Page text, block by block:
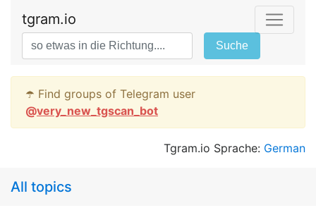
tgram.io
Suche
☂️ Find groups of Telegram user
@very_new_tgscan_bot
Tgram.io Sprache: German
All topics